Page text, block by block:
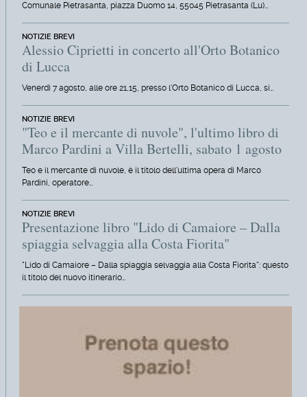
Comunale Pietrasanta, piazza Duomo 14, 55045 Pietrasanta (Lu)…
NOTIZIE BREVI
Alessio Ciprietti in concerto all'Orto Botanico
di Lucca
Venerdì 7 agosto, alle ore 21,15, presso l'Orto Botanico di Lucca, si…
NOTIZIE BREVI
"Teo e il mercante di nuvole", l'ultimo libro di
Marco Pardini a Villa Bertelli, sabato 1 agosto
Teo e il mercante di nuvole, è il titolo dell'ultima opera di Marco
Pardini, operatore…
NOTIZIE BREVI
Presentazione libro "Lido di Camaiore – Dalla
spiaggia selvaggia alla Costa Fiorita"
"Lido di Camaiore – Dalla spiaggia selvaggia alla Costa Fiorita": questo
il titolo del nuovo itinerario…